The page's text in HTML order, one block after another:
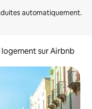
sur Airbnb